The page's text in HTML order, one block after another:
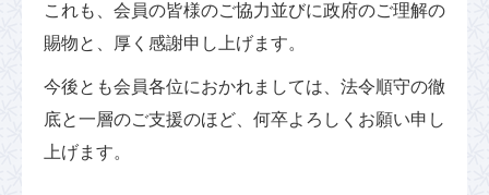
これも、会員の皆様のご協力並びに政府のご理解の
賜物と、厚く感謝申し上げます。
今後とも会員各位におかれましては、法令順守の徹
底と一層のご支援のほど、何卒よろしくお願い申し
上げます。